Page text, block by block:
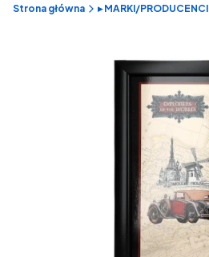
Strona główna ▸ MARKI/PRODUCENCI